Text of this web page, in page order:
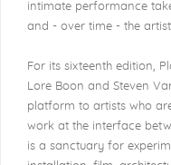
intimate performance
and - over time - the
For its sixteenth edition,
Lore Boon and Steven
platform to artists who
work at the interface
is a sanctuary for